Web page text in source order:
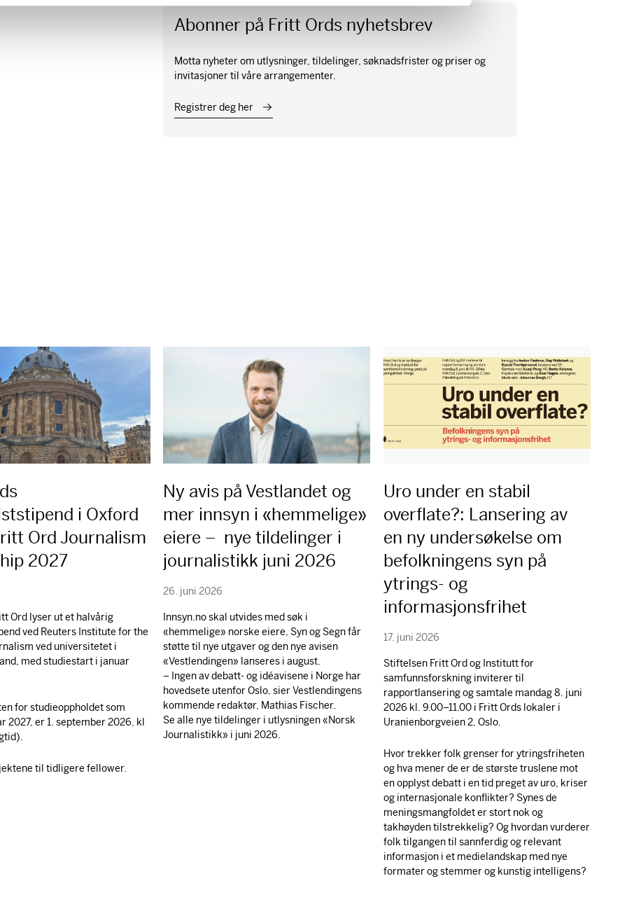
Abonner på Fritt Ords nyhetsbrev
Motta nyheter om utlysninger, tildelinger, søknadsfrister og priser og
invitasjoner til våre arrangementer.
Registrer deg her
i Oxford
Ord Journalism
2027
Ord lyser ut et halvårig
ved Reuters Institute for the
ved universitetet i
med studiestart i januar
for studieoppholdet som
2027, er 1. september 2026, kl
til tidligere fellower.
Ny avis på Vestlandet og
mer innsyn i «hemmelige»
eiere – nye tildelinger i
journalistikk juni 2026
26. juni 2026
Innsyn.no skal utvides med søk i
«hemmelige» norske eiere, Syn og Segn får
støtte til nye utgaver og den nye avisen
«Vestlendingen» lanseres i august.
– Ingen av debatt- og idéavisene i Norge har
hovedsete utenfor Oslo, sier Vestlendingens
kommende redaktør, Mathias Fischer.
Se alle nye tildelinger i utlysningen «Norsk
Journalistikk» i juni 2026.
Uro under en stabil
overflate?: Lansering av
en ny undersøkelse om
befolkningens syn på
ytrings- og
informasjonsfrihet
17. juni 2026
Stiftelsen Fritt Ord og Institutt for
samfunnsforskning inviterer til
rapportlansering og samtale mandag 8. juni
2026 kl. 9.00–11.00 i Fritt Ords lokaler i
Uranienborgveien 2, Oslo.
Hvor trekker folk grenser for ytringsfriheten
og hva mener de er de største truslene mot
en opplyst debatt i en tid preget av uro, kriser
og internasjonale konflikter? Synes de
meningsmangfoldet er stort nok og
takhøyden tilstrekkelig? Og hvordan vurderer
folk tilgangen til sannferdig og relevant
informasjon i et medielandskap med nye
formater og stemmer og kunstig intelligens?